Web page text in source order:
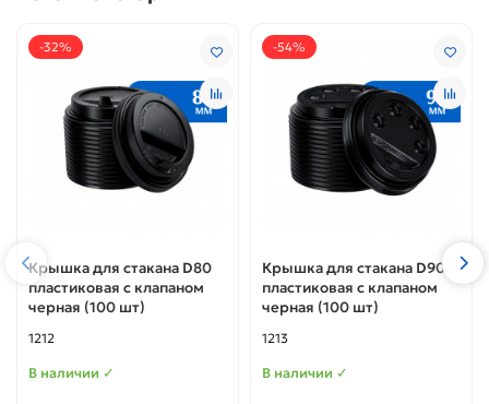
-32%
Крышка для стакана D80
пластиковая с клапаном
черная (100 шт)
1212
В наличии ✓
-54%
Крышка для стакана D90
пластиковая с клапаном
черная (100 шт)
1213
В наличии ✓